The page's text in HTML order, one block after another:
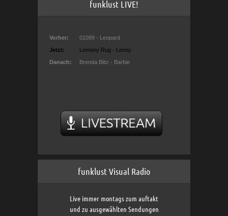
funklust LIVE!
funklust Visual Radio
Live immer montags zum auftakt
und zu ausgewählten Sendungen